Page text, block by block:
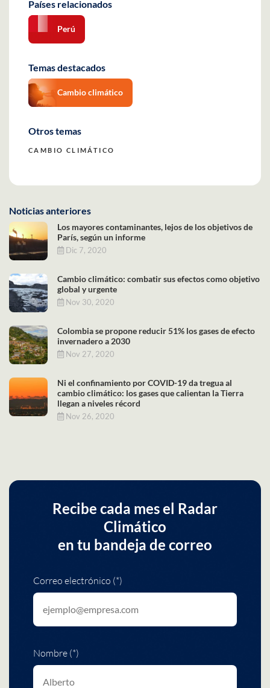
Países relacionados
Perú
Temas destacados
Cambio climático
Otros temas
CAMBIO CLIMÁTICO
Noticias anteriores
Los mayores contaminantes, lejos de los objetivos de
París, según un informe
Dic 7, 2020
Cambio climático: combatir sus efectos como objetivo
global y urgente
Nov 30, 2020
Colombia se propone reducir 51% los gases de efecto
invernadero a 2030
Nov 27, 2020
Ni el confinamiento por COVID-19 da tregua al
cambio climático: los gases que calientan la Tierra
llegan a niveles récord
Nov 26, 2020
Recibe cada mes el Radar
Climático
en tu bandeja de correo
Correo electrónico (*)
Nombre (*)